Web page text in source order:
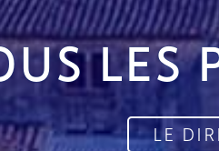
LES
LE